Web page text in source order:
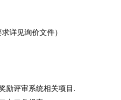
详见询价文件）
励评审系统相关项目.